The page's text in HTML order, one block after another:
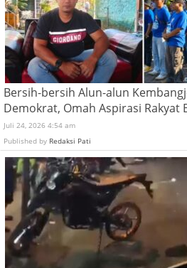
Bersih-bersih Alun-alun
Demokrat, Omah Aspirasi Rakyat
Juli 24, 2026 4:54 am
Published by Redaksi Pati